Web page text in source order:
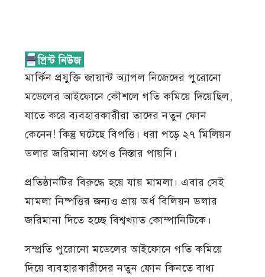
মার্কিন প্রযুক্তি জায়ান্ট অ্যাপল নিজেদের পুরোনো
মডেলের আইফোনে কৌশলে গতি কমিয়ে দিয়েছিল,
যাতে করে ব্যবহারকারীরা তাদের নতুন ফোন
কেনেন! কিন্তু ঘটেছে বিপত্তি। ধরা পড়ে ২৭ মিলিয়ন
ডলার জরিমানা গুণেও নিস্তার পায়নি।
প্রতিষ্ঠানটির বিরুদ্ধে হয়ে যায় মামলা। এবার সেই
মামলা নিষ্পত্তির জন্যও প্রায় অর্ধ বিলিয়ন ডলার
জরিমানা দিতে হচ্ছে বিশ্বখ্যাত কোম্পানিটিকে।
সম্প্রতি পুরোনো মডেলের আইফোনে গতি কমিয়ে
দিয়ে ব্যবহারকারীদের নতুন ফোন কিনতে বাধ্য